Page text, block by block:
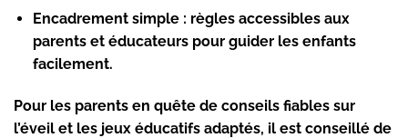
Encadrement simple : règles accessibles aux
parents et éducateurs pour guider les enfants
facilement.
Pour les parents en quête de conseils fiables sur
l’éveil et les jeux éducatifs adaptés, il est conseillé de